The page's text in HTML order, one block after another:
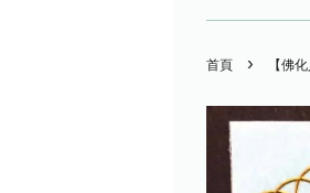
首頁 › 【佛